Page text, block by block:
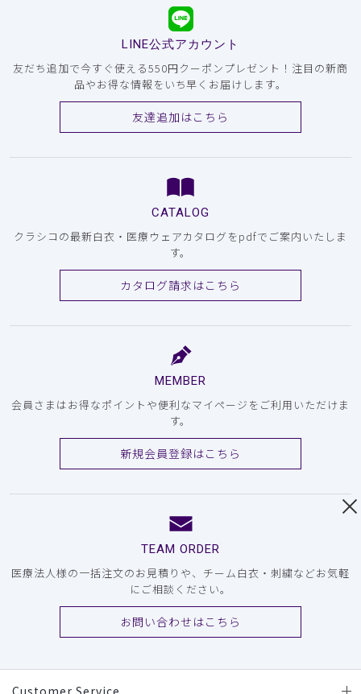
LINE公式アカウント
友だち追加で今すぐ使える550円クーポンプレゼント！注目の新商
品やお得な情報をいち早くお届けします。
友達追加はこちら
CATALOG
クラシコの最新白衣・医療ウェアカタログをpdfでご案内いたしま
す。
カタログ請求はこちら
MEMBER
会員さまはお得なポイントや便利なマイページをご利用いただけま
す。
新規会員登録はこちら
TEAM ORDER
医療法人様の一括注文のお見積りや、チーム白衣・刺繍などお気軽
にご相談ください。
お問い合わせはこちら
Customer Service